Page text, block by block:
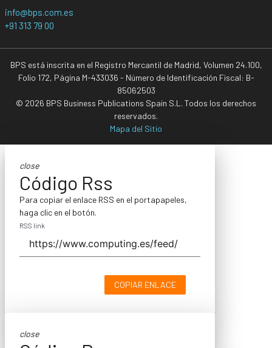
info@bps.com.es
+91 313 79 00
BPS está inscrita en el Registro Mercantil de Madrid, Volumen 24.100,
Folio 172, Página M-433036 - Número de Identificación Fiscal: B-
85062503
© 2026 BPS Business Publications Spain S.L. Todos los derechos
reservados.
Mapa del Sitio
close
Código Rss
Para copiar el enlace RSS en el portapapeles,
haga clic en el botón.
RSS link
COPIAR ENLACE
close